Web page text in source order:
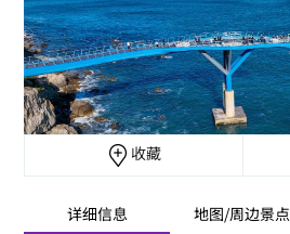
收藏
详细信息 地图/周边景点